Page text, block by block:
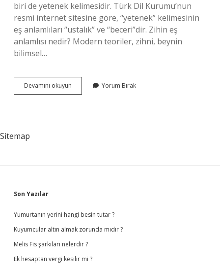
biri de yetenek kelimesidir. Türk Dil Kurumu’nun
resmi internet sitesine göre, “yetenek” kelimesinin
eş anlamlıları “ustalık” ve “beceri”dir. Zihin eş
anlamlısı nedir? Modern teoriler, zihni, beynin
bilimsel…
Devamını okuyun
Kelimesinin
Yorum Bırak
Sitemap
Sidebar
Son Yazılar
Yumurtanın yerini hangi besin tutar ?
Kuyumcular altın almak zorunda mıdır ?
Melis Fis şarkıları nelerdir ?
Ek hesaptan vergi kesilir mi ?